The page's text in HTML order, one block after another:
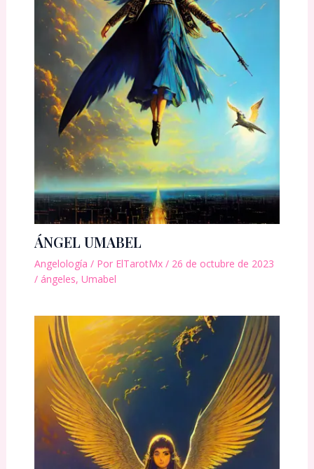
ÁNGEL UMABEL
Angelología / Por ElTarotMx / 26 de octubre de 2023
/ ángeles, Umabel